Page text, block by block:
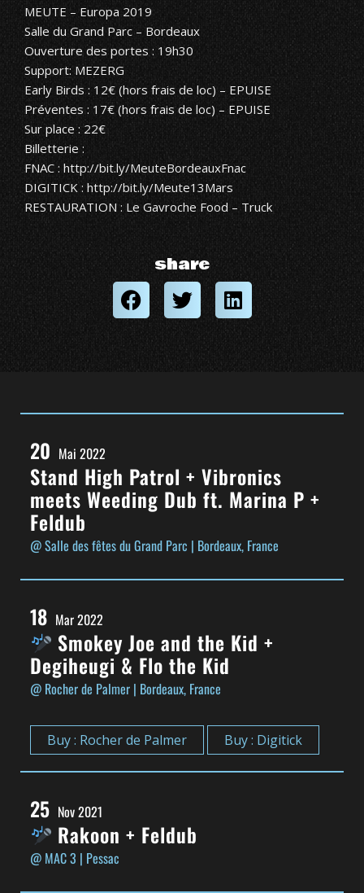
MEUTE – Europa 2019
Salle du Grand Parc – Bordeaux
Ouverture des portes : 19h30
Support: MEZERG
Early Birds : 12€ (hors frais de loc) – EPUISE
Préventes : 17€ (hors frais de loc) – EPUISE
Sur place : 22€
Billetterie :
FNAC : http://bit.ly/MeuteBordeauxFnac
DIGITICK : http://bit.ly/Meute13Mars
RESTAURATION : Le Gavroche Food – Truck
share
20 Mai 2022
Stand High Patrol + Vibronics
meets Weeding Dub ft. Marina P +
Feldub
@ Salle des fêtes du Grand Parc | Bordeaux, France
18 Mar 2022
Smokey Joe and the Kid +
Degiheugi & Flo the Kid
@ Rocher de Palmer | Bordeaux, France
Buy : Rocher de Palmer Buy : Digitick
25 Nov 2021
Rakoon + Feldub
@ MAC 3 | Pessac